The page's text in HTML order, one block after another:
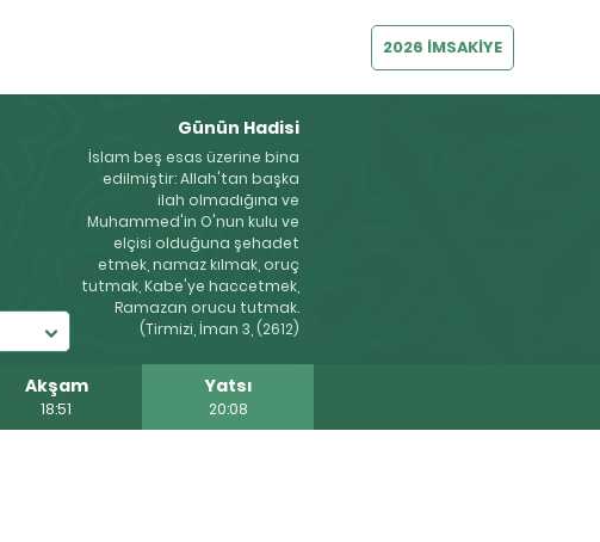
2026 İMSAKİYE
Günün Hadisi
İslam beş esas üzerine bina
edilmiştir: Allah'tan başka
ilah olmadığına ve
Muhammed'in O'nun kulu ve
elçisi olduğuna şehadet
etmek, namaz kılmak, oruç
tutmak, Kabe'ye haccetmek,
Ramazan orucu tutmak.
(Tirmizi, İman 3, (2612)
Akşam
18:51
Yatsı
20:08